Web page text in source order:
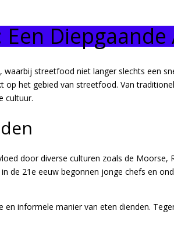
Diepgaande
streetfood niet langer slechts een
het gebied van streetfood. Van
cultuur.
door diverse culturen zoals de
21e eeuw begonnen jonge chefs en
informele manier van eten dienden.